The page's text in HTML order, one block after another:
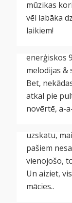
mūzikas
vēl labāka
laikiem!
Elvis
vēl bija
enerģiskos
melodijas &
Bet,
atkal pie
novērtē, a-
Gints
Lai nu ko,
uzskatu,
pašiem
vienojošo,
Un aiziet,
mācies..